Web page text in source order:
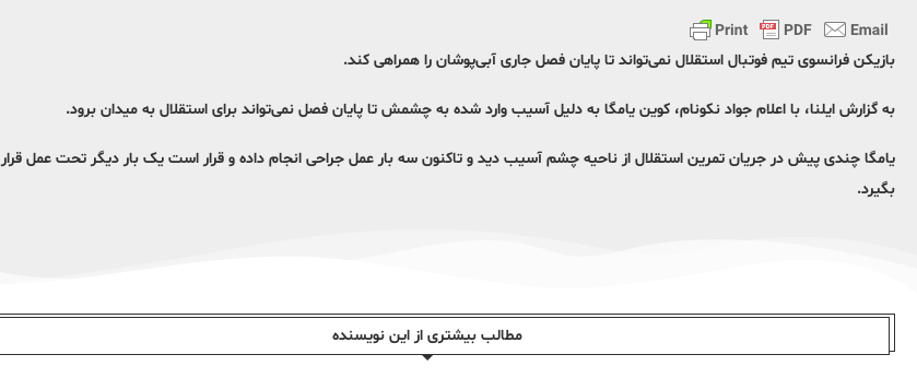
بازیکن فرانسوی تیم فوتبال استقلال نمی‌تواند تا پایان فصل جاری آبی‌پوشان را همراهی کند.
به گزارش ایلنا، با اعلام جواد نکونام، کوین یامگا به دلیل آسیب وارد شده به چشمش تا پایان فصل نمی‌تواند برای استقلال به میدان برود.
یامگا چندی پیش در جریان تمرین استقلال از ناحیه چشم آسیب دید و تاکنون سه بار عمل جراحی انجام داده و قرار است یک بار دیگر تحت عمل قرار
بگیرد.
مطالب بیشتری از این نویسندە